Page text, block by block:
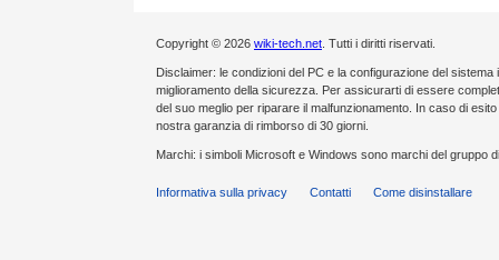
Copyright © 2026 wiki-tech.net . Tutti i diritti riservati.
Disclaimer: le condizioni del PC e la configurazione del
miglioramento della sicurezza. Per assicurarti di essere
del suo meglio per riparare il malfunzionamento. In caso di
nostra garanzia di rimborso di 30 giorni.
Marchi: i simboli Microsoft e Windows sono marchi del gruppo
Informativa sulla privacy Contatti Come disinstallare